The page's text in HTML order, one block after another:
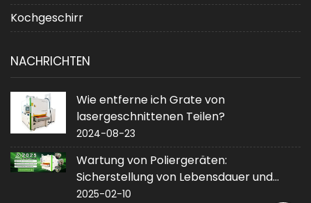
Kochgeschirr
NACHRICHTEN
Wie entferne ich Grate von
lasergeschnittenen Teilen?
2024-08-23
Wartung von Poliergeräten:
Sicherstellung von Lebensdauer und
Leistung
2025-02-10